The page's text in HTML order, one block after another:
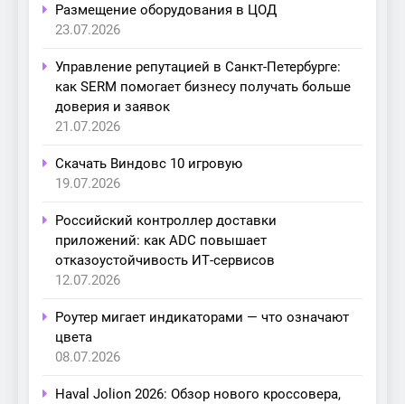
Размещение оборудования в ЦОД
23.07.2026
Управление репутацией в Санкт-Петербурге:
как SERM помогает бизнесу получать больше
доверия и заявок
21.07.2026
Скачать Виндовс 10 игровую
19.07.2026
Российский контроллер доставки
приложений: как ADC повышает
отказоустойчивость ИТ-сервисов
12.07.2026
Роутер мигает индикаторами — что означают
цвета
08.07.2026
Haval Jolion 2026: Обзор нового кроссовера,